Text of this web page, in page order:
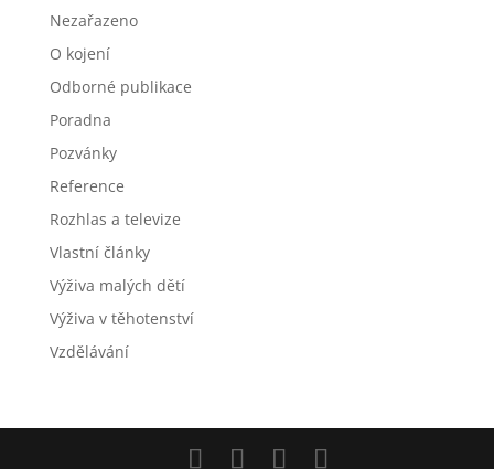
Nezařazeno
O kojení
Odborné publikace
Poradna
Pozvánky
Reference
Rozhlas a televize
Vlastní články
Výživa malých dětí
Výživa v těhotenství
Vzdělávání